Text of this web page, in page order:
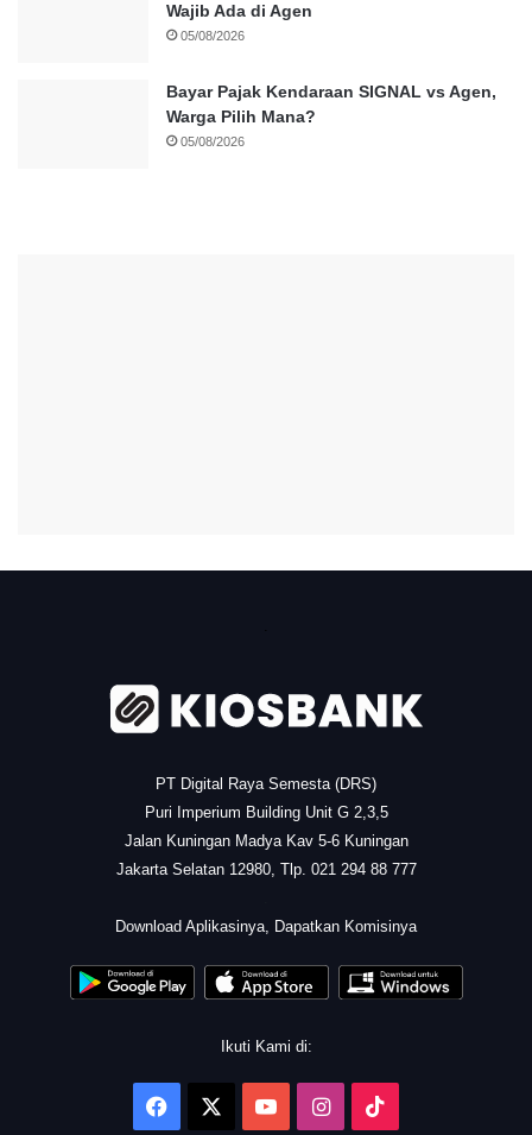
Wajib Ada di Agen
05/08/2026
Bayar Pajak Kendaraan SIGNAL vs Agen,
Warga Pilih Mana?
05/08/2026
PT Digital Raya Semesta (DRS)
Puri Imperium Building Unit G 2,3,5
Jalan Kuningan Madya Kav 5-6 Kuningan
Jakarta Selatan 12980, Tlp. 021 294 88 777
Download Aplikasinya, Dapatkan Komisinya
Ikuti Kami di:
Facebook YouTubeInstagram